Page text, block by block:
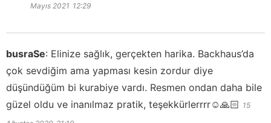
Mayıs 2021 12:29
busraSe: Elinize sağlık, gerçekten harika. Backhaus’da
çok sevdiğim ama yapması kesin zordur diye
düşündüğüm bi kurabiye vardı. Resmen ondan daha bile
güzel oldu ve inanılmaz pratik, teşekkürlerrrr☺️🙏🏻 15